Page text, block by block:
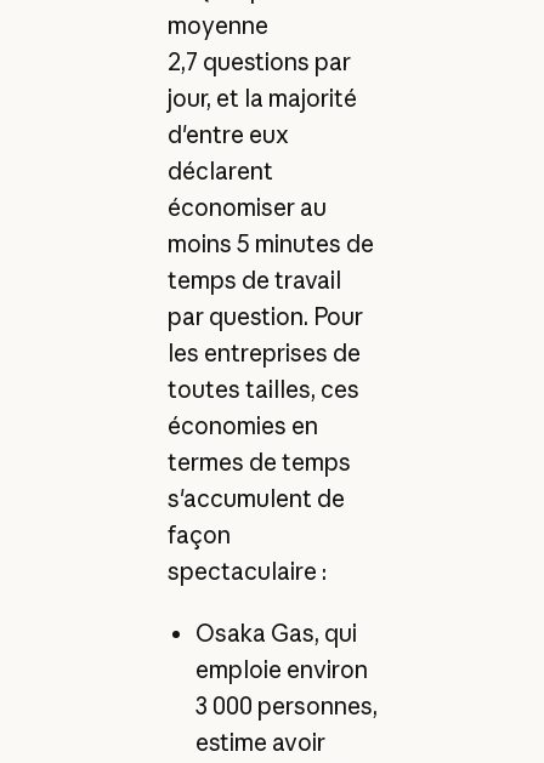
moyenne
2,7 questions par
jour, et la majorité
d'entre eux
déclarent
économiser au
moins 5 minutes de
temps de travail
par question. Pour
les entreprises de
toutes tailles, ces
économies en
termes de temps
s'accumulent de
façon
spectaculaire :
Osaka Gas, qui
emploie environ
3 000 personnes,
estime avoir